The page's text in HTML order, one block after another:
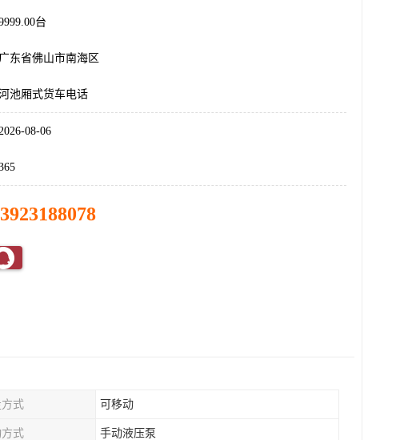
台
广东省佛山市南海区
池厢式货车电话
08-06
式 可移动
式 手动液压泵